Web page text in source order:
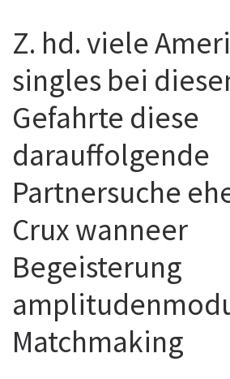
Z. hd. viele
singles bei
Gefahrte diese
darauffolgende
Partnersuche
Crux wanneer
Begeisterung
Matchmaking